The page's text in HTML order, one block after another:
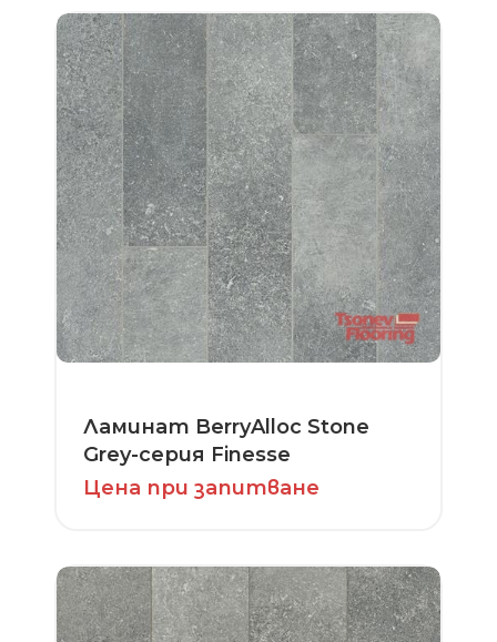
Ламинат BerryAlloc Stone
Grey-серия Finesse
Цена при запитване